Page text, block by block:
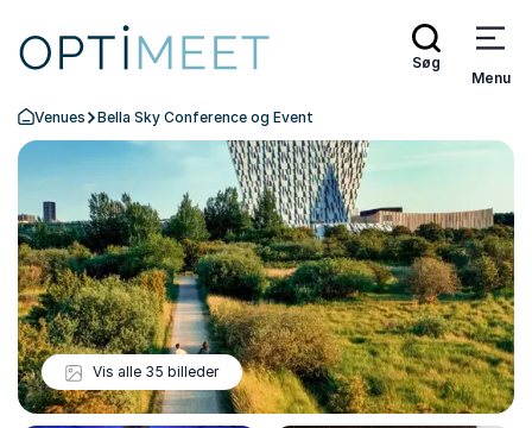
Søg
Menu
Tilbage til forsiden
Venues Bella Sky Conference og Event
Vis alle 35 billeder